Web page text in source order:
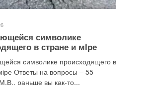
символике
в стране и мiре
символике происходящего в
Ответы на вопросы ‒ 55
раньше вы как-то...